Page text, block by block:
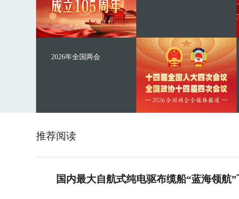
2026年全国两会
推荐阅读
国内最大自航式纯电驱布缆船“蓝海领航